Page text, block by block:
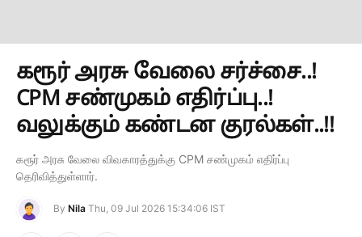
கரூர் அரசு வேலை சர்ச்சை..!
CPM சண்முகம் எதிர்ப்பு..!
வலுக்கும் கண்டன குரல்கள்..!!
கரூர் அரசு வேலை விவகாரத்துக்கு CPM சண்முகம் எதிர்ப்பு
தெரிவித்துள்ளார்.
By Nila Thu, 09 Jul 2026 15:34:06 IST